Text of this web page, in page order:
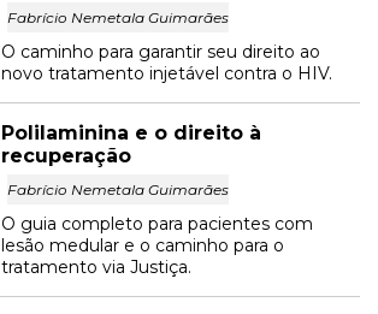
Fabrício Nemetala Guimarães
O caminho para garantir seu direito ao
novo tratamento injetável contra o HIV.
Polilaminina e o direito à
recuperação
Fabrício Nemetala Guimarães
O guia completo para pacientes com
lesão medular e o caminho para o
tratamento via Justiça.